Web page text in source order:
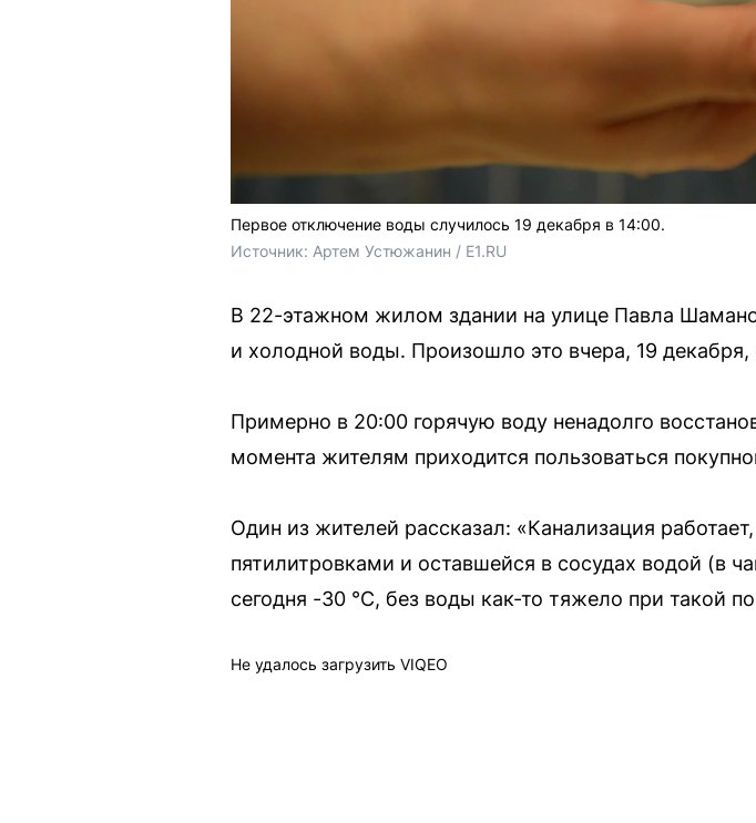
Первое отключение воды случилось 19 декабря в 14:00.
Источник: Артем Устюжанин / E1.RU
В 22-этажном жилом здании на улице Павла
и холодной воды. Произошло это вчера, 19 декабря,
Примерно в 20:00 горячую воду ненадолго
момента жителям приходится пользоваться
Один из жителей рассказал: «Канализация
пятилитровками и оставшейся в сосудах водой (в
сегодня -30 °C, без воды как-то тяжело при такой
Не удалось загрузить VIQEO